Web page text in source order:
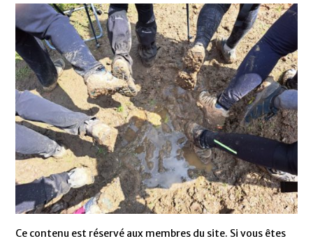
Ce contenu est réservé aux membres du site. Si vous êtes